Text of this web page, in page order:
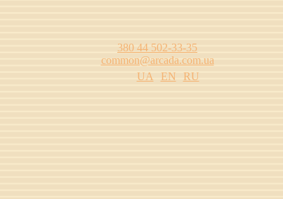
380 44 502-33-35
common@arcada.com.ua
UA
EN
RU